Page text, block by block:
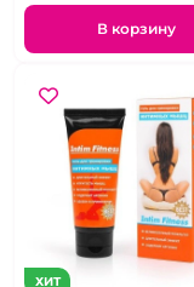
В корзину
ХИТ